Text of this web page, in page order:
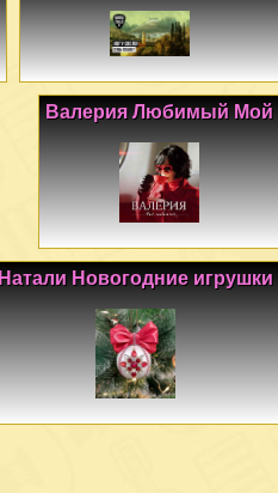
Валерия Любимый Мой
Натали Новогодние игрушки